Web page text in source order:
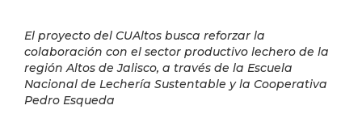
El proyecto del CUAltos busca reforzar la
colaboración con el sector productivo lechero de la
región Altos de Jalisco, a través de la Escuela
Nacional de Lechería Sustentable y la Cooperativa
Pedro Esqueda